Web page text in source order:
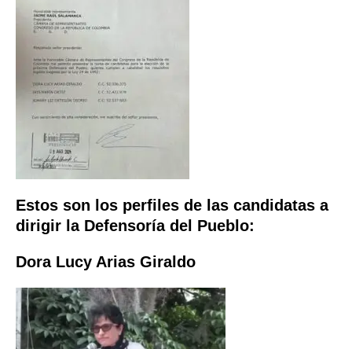
Estos son los perfiles de las candidatas a
dirigir la Defensoría del Pueblo:
Dora Lucy Arias Giraldo